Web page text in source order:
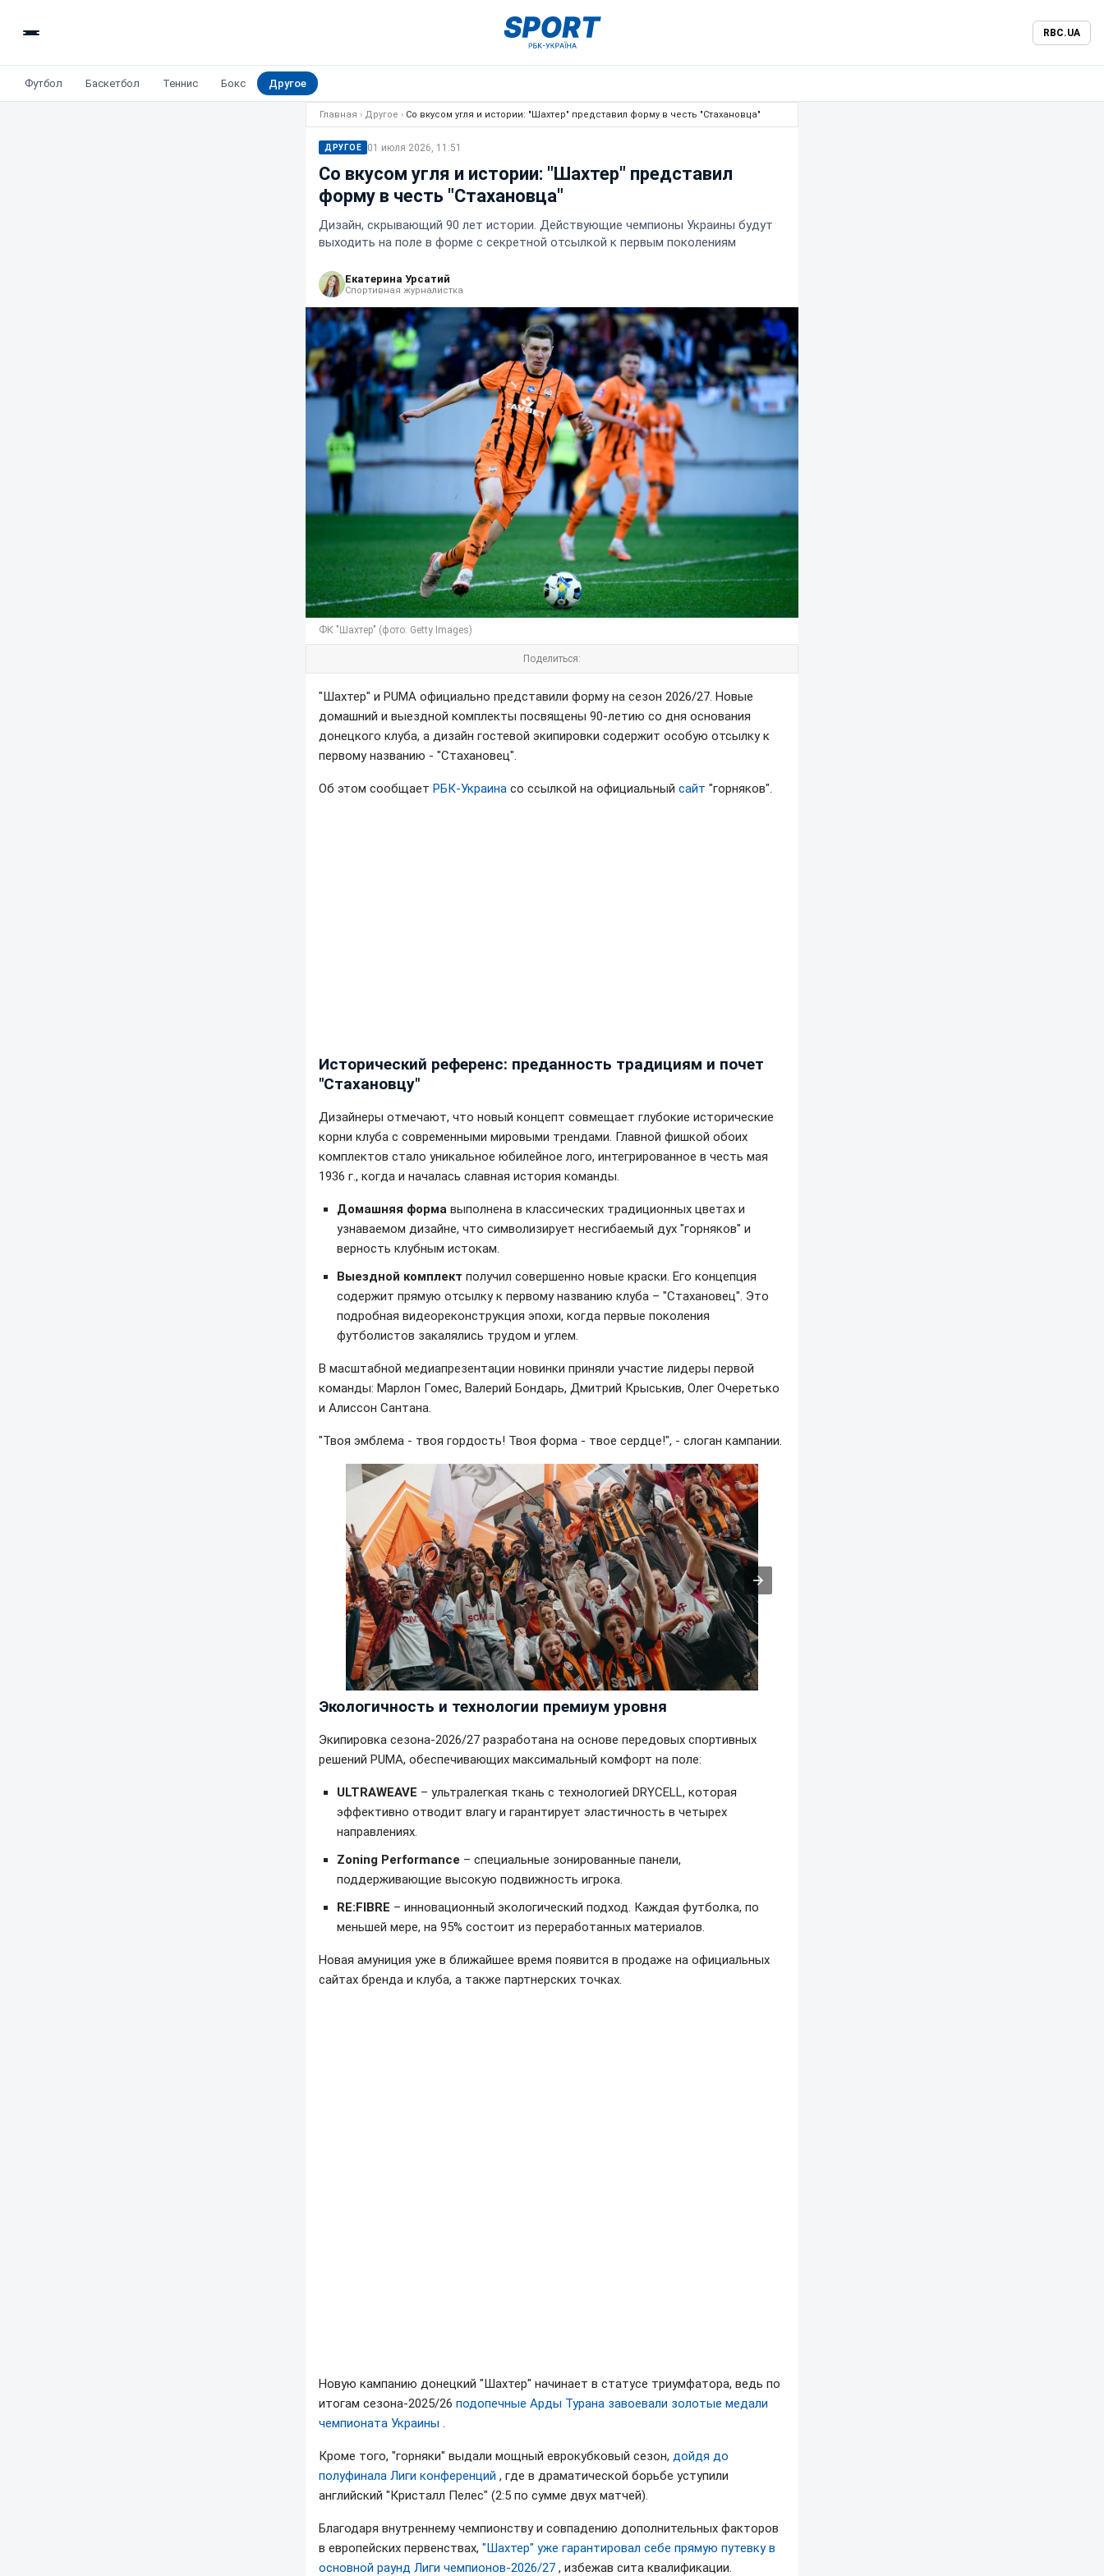
RBC.UA
Футбол Баскетбол Теннис Бокс Другое
Главная › Другое › Со вкусом угля и истории: "Шахтер" представил форму в честь "Стахановца"
ДРУГОЕ 01 июля 2026, 11:51
Со вкусом угля и истории: "Шахтер" представил
форму в честь "Стахановца"
Дизайн, скрывающий 90 лет истории. Действующие чемпионы Украины будут
выходить на поле в форме с секретной отсылкой к первым поколениям
Екатерина Урсатий
Спортивная журналистка
ФК "Шахтер" (фото: Getty Images)
Поделиться:
"Шахтер" и PUMA официально представили форму на сезон 2026/27. Новые
домашний и выездной комплекты посвящены 90-летию со дня основания
донецкого клуба, а дизайн гостевой экипировки содержит особую отсылку к
первому названию - "Стахановец".
Об этом сообщает РБК-Украина со ссылкой на официальный сайт "горняков".
Исторический референс: преданность традициям и почет
"Стахановцу"
Дизайнеры отмечают, что новый концепт совмещает глубокие исторические
корни клуба с современными мировыми трендами. Главной фишкой обоих
комплектов стало уникальное юбилейное лого, интегрированное в честь мая
1936 г., когда и началась славная история команды.
Домашняя форма выполнена в классических традиционных цветах и
узнаваемом дизайне, что символизирует несгибаемый дух "горняков" и
верность клубным истокам.
Выездной комплект получил совершенно новые краски. Его концепция
содержит прямую отсылку к первому названию клуба – "Стахановец". Это
подробная видеореконструкция эпохи, когда первые поколения
футболистов закалялись трудом и углем.
В масштабной медиапрезентации новинки приняли участие лидеры первой
команды: Марлон Гомес, Валерий Бондарь, Дмитрий Крыськив, Олег Очеретько
и Алиссон Сантана.
"Твоя эмблема - твоя гордость! Твоя форма - твое сердце!", - слоган кампании.
Экологичность и технологии премиум уровня
Экипировка сезона-2026/27 разработана на основе передовых спортивных
решений PUMA, обеспечивающих максимальный комфорт на поле:
ULTRAWEAVE – ультралегкая ткань с технологией DRYCELL, которая
эффективно отводит влагу и гарантирует эластичность в четырех
направлениях.
Zoning Performance – специальные зонированные панели,
поддерживающие высокую подвижность игрока.
RE:FIBRE – инновационный экологический подход. Каждая футболка, по
меньшей мере, на 95% состоит из переработанных материалов.
Новая амуниция уже в ближайшее время появится в продаже на официальных
сайтах бренда и клуба, а также партнерских точках.
Новую кампанию донецкий "Шахтер" начинает в статусе триумфатора, ведь по
итогам сезона-2025/26 подопечные Арды Турана завоевали золотые медали
чемпионата Украины .
Кроме того, "горняки" выдали мощный еврокубковый сезон, дойдя до
полуфинала Лиги конференций , где в драматической борьбе уступили
английский "Кристалл Пелес" (2:5 по сумме двух матчей).
Благодаря внутреннему чемпионству и совпадению дополнительных факторов
в европейских первенствах, "Шахтер" уже гарантировал себе прямую путевку в
основной раунд Лиги чемпионов-2026/27 , избежав сита квалификации.